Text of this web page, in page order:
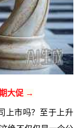
大促 →
上市吗？至于上升